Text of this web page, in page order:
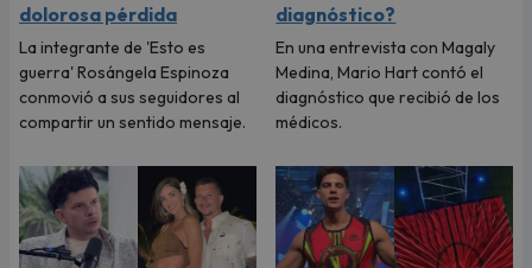
dolorosa pérdida
La integrante de 'Esto es
guerra' Rosángela Espinoza
conmovió a sus seguidores al
compartir un sentido mensaje.
diagnóstico?
En una entrevista con Magaly
Medina, Mario Hart contó el
diagnóstico que recibió de los
médicos.